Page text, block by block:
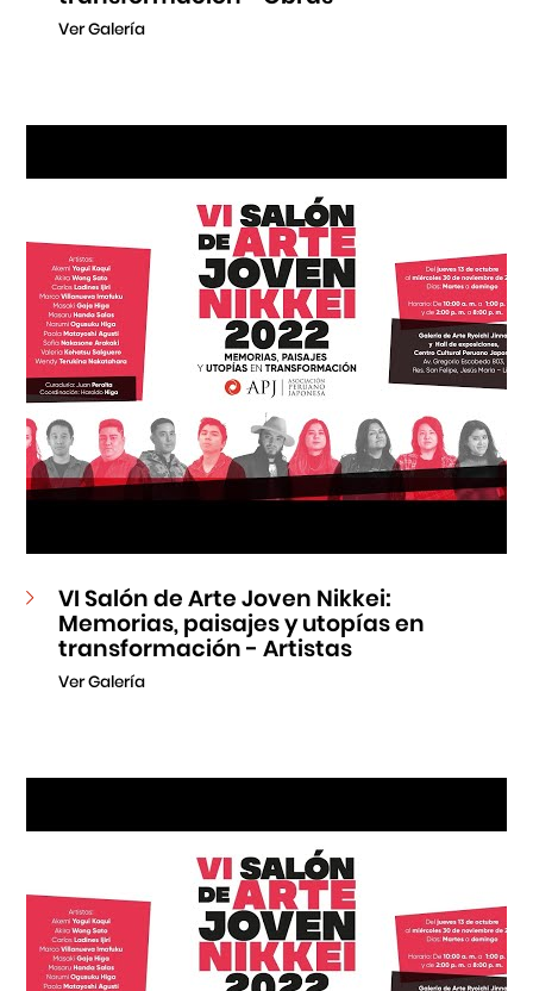
Ver Galería
VI Salón de Arte Joven Nikkei:
Memorias, paisajes y utopías en
transformación - Artistas
Ver Galería